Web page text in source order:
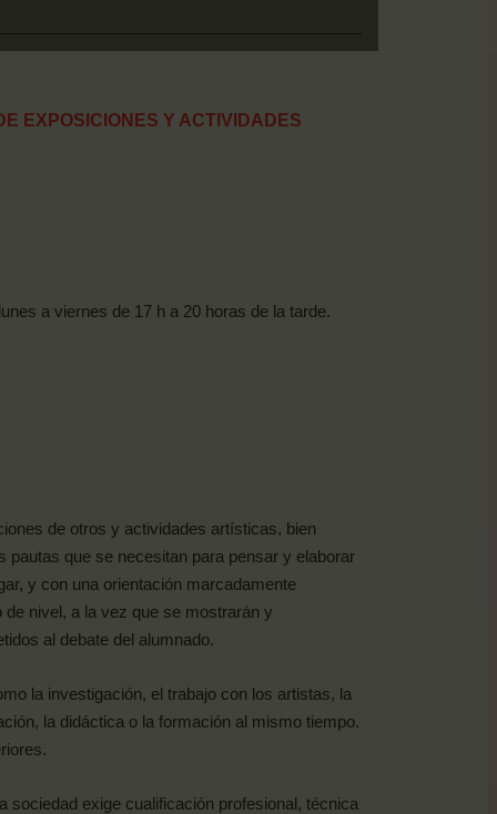
EXPOSICIONES Y ACTIVIDADES
a viernes de 17 h a 20 horas de la tarde.
de otros y actividades artísticas, bien
pautas que se necesitan para pensar y elaborar
y con una orientación marcadamente
nivel, a la vez que se mostrarán y
al debate del alumnado.
la investigación, el trabajo con los artistas, la
la didáctica o la formación al mismo tiempo.
exige cualificación profesional, técnica